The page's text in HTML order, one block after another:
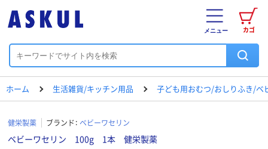
カゴ
メニュー
ホーム 生活雑貨/キッチン用品 子ども用おむつ/おしりふき/ベ
健栄製薬 ブランド： ベビーワセリン
ベビーワセリン 100g 1本 健栄製薬